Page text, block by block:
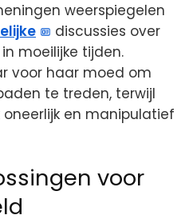
weerspiegelen
discussies over
moeilijke tijden.
voor haar moed om
te treden, terwijl
en manipulatief
voor